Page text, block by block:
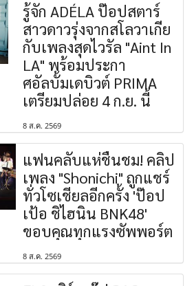
รู้จัก ADÉLA ป๊อปสตาร์
สาวดาวรุ่งจากสโลวาเกีย
กับเพลงสุดไวรัล "Aint In
LA" พร้อมประกา
ศอัลบั้มเดบิวต์ PRIMA
เตรียมปล่อย 4 ก.ย. นี้
8 ส.ค. 2569
แฟนคลับแห่ชื่นชม! คลิป
เพลง "Shonichi" ถูกแชร์
ทั่วโซเชียลอีกครั้ง 'ป๊อป
เป้อ ชิไฮนิน BNK48'
ขอบคุณทุกแรงซัพพอร์ต
8 ส.ค. 2569